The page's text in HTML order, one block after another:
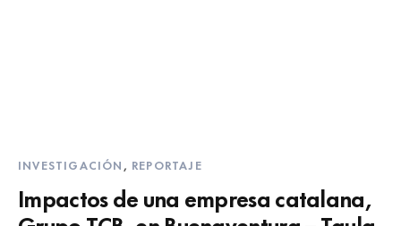
INVESTIGACIÓN , REPORTAJE
Impactos de una empresa catalana,